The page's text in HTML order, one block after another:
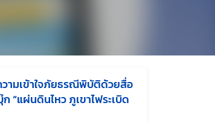
วามเข้าใจภัยธรณีพิบัติด้วยสื่อ
“แผ่นดินไหว ภูเขาไฟระเบิด